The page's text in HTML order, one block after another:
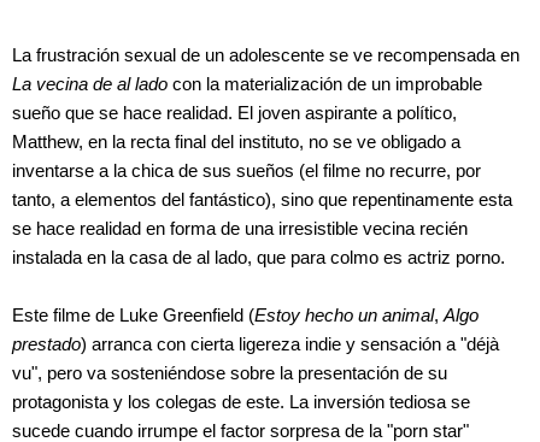
La frustración sexual de un adolescente se ve recompensada en
La vecina de al lado con la materialización de un improbable
sueño que se hace realidad. El joven aspirante a político,
Matthew, en la recta final del instituto, no se ve obligado a
inventarse a la chica de sus sueños (el filme no recurre, por
tanto, a elementos del fantástico), sino que repentinamente esta
se hace realidad en forma de una irresistible vecina recién
instalada en la casa de al lado, que para colmo es actriz porno.
Este filme de Luke Greenfield (Estoy hecho un animal, Algo
prestado) arranca con cierta ligereza indie y sensación a "déjà
vu", pero va sosteniéndose sobre la presentación de su
protagonista y los colegas de este. La inversión tediosa se
sucede cuando irrumpe el factor sorpresa de la "porn star"